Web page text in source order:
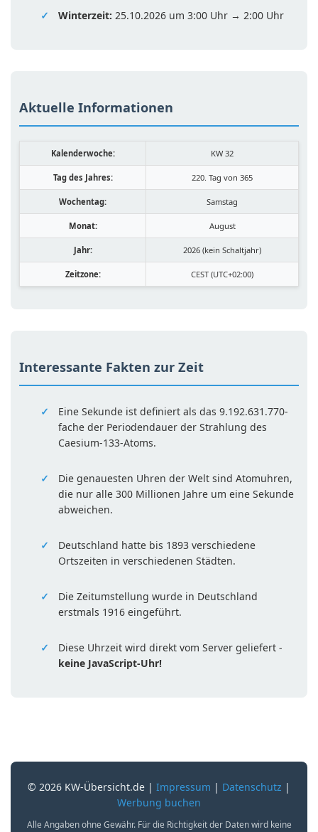
Winterzeit: 25.10.2026 um 3:00 Uhr → 2:00 Uhr
Aktuelle Informationen
Kalenderwoche: KW 32
Tag des Jahres: 220. Tag von 365
Wochentag: Samstag
Monat: August
Jahr: 2026 (kein Schaltjahr)
Zeitzone: CEST (UTC+02:00)
Interessante Fakten zur Zeit
Eine Sekunde ist definiert als das 9.192.631.770-
fache der Periodendauer der Strahlung des
Caesium-133-Atoms.
Die genauesten Uhren der Welt sind Atomuhren,
die nur alle 300 Millionen Jahre um eine Sekunde
abweichen.
Deutschland hatte bis 1893 verschiedene
Ortszeiten in verschiedenen Städten.
Die Zeitumstellung wurde in Deutschland
erstmals 1916 eingeführt.
Diese Uhrzeit wird direkt vom Server geliefert -
keine JavaScript-Uhr!
© 2026 KW-Übersicht.de | Impressum | Datenschutz |
Werbung buchen
Alle Angaben ohne Gewähr. Für die Richtigkeit der Daten wird keine